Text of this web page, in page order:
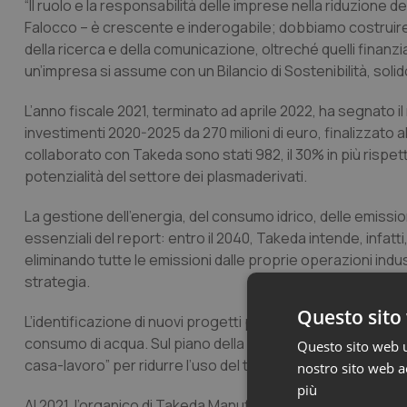
“Il ruolo e la responsabilità delle imprese nella riduzione
Falocco – è crescente e inderogabile; dobbiamo
della ricerca e della comunicazione, oltreché quelli
un’impresa si assume con un Bilancio di Sostenibilità,
L’anno fiscale 2021, terminato ad aprile 2022, ha
investimenti 2020-2025 da 270 milioni di euro, finalizzato
collaborato con Takeda sono stati 982, il 30% in più
potenzialità del settore dei plasmaderivati.
La gestione dell’energia, del consumo idrico, delle
essenziali del report: entro il 2040, Takeda intende,
eliminando tutte le emissioni dalle proprie operazioni
strategia.
L’identificazione di nuovi progetti per l’ottimizzazione
consumo di acqua. Sul piano della mobilità alternativa,
casa-lavoro” per ridurre l’uso del trasporto individuale
Questo
Questo sito web
nostro sito web
più